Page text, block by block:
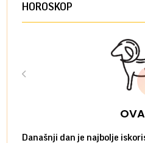
HOROSKOP
Današnji dan je najbolje